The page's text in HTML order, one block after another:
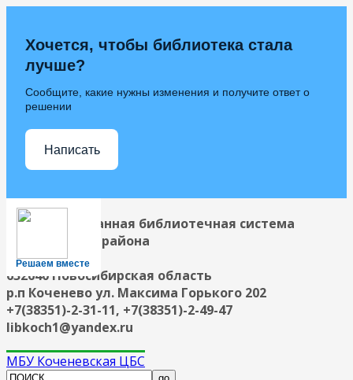
Решаем вместе
Хочется, чтобы библиотека стала
лучше?
Сообщите, какие нужны изменения и получите ответ о
решении
Написать
Централизованная библиотечная система
Коченевского района
632640 Новосибирская область
р.п Коченево ул. Максима Горького 202
+7(38351)-2-31-11, +7(38351)-2-49-47
libkoch1@yandex.ru
МБУ Коченевская ЦБС